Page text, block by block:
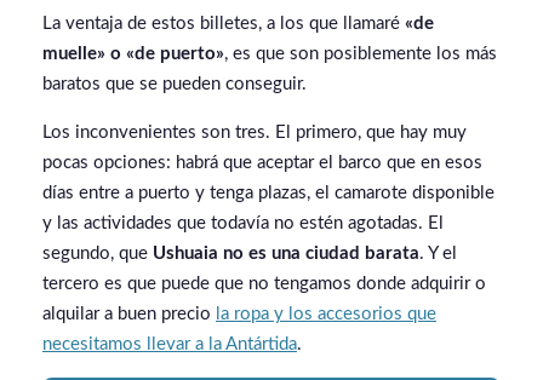
La ventaja de estos billetes, a los que llamaré «de
muelle» o «de puerto», es que son posiblemente los más
baratos que se pueden conseguir.
Los inconvenientes son tres. El primero, que hay muy
pocas opciones: habrá que aceptar el barco que en esos
días entre a puerto y tenga plazas, el camarote disponible
y las actividades que todavía no estén agotadas. El
segundo, que Ushuaia no es una ciudad barata. Y el
tercero es que puede que no tengamos donde adquirir o
alquilar a buen precio la ropa y los accesorios que
necesitamos llevar a la Antártida.